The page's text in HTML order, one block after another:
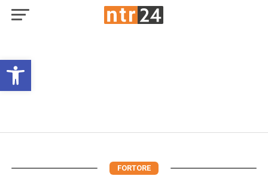
Open toolbar
FORTORE